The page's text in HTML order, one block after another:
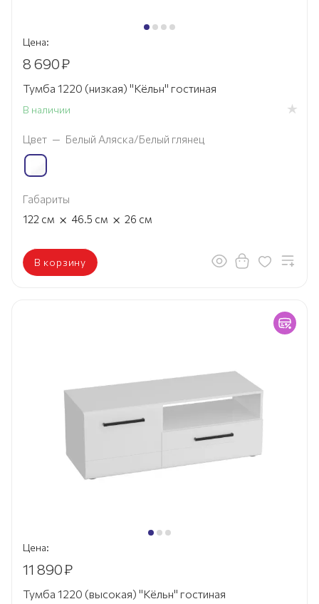
Цена:
8 690₽
Тумба 1220 (низкая) "Кёльн" гостиная
В наличии
Цвет — Белый Аляска/Белый глянец
Габариты
122 см × 46.5 см × 26 см
В корзину
Цена:
11 890₽
Тумба 1220 (высокая) "Кёльн" гостиная